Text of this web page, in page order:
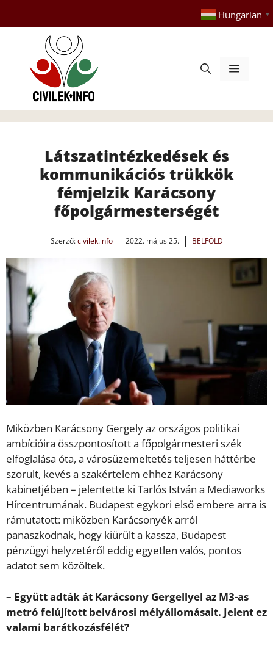
tartalomba
Hungarian ▼
Menü
Látszatintézkedések és
kommunikációs trükkök
fémjelzik Karácsony
főpolgármesterségét
Szerző:civilek.info 2022. május 25. BELFÖLD
Miközben Karácsony Gergely az országos politikai
ambícióira összpontosított a főpolgármesteri szék
elfoglalása óta, a városüzemeltetés teljesen háttérbe
szorult, kevés a szakértelem ehhez Karácsony
kabinetjében – jelentette ki Tarlós István a Mediaworks
Hírcentrumának. Budapest egykori első embere arra is
rámutatott: miközben Karácsonyék arról
panaszkodnak, hogy kiürült a kassza, Budapest
pénzügyi helyzetéről eddig egyetlen valós, pontos
adatot sem közöltek.
– Együtt adták át Karácsony Gergellyel az M3-as
metró felújított belvárosi mélyállomásait. Jelent ez
valami barátkozásfélét?